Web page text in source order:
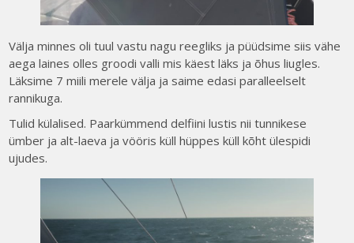
Välja minnes oli tuul vastu nagu reegliks ja püüdsime siis vähe
aega laines olles groodi valli mis käest läks ja õhus liugles.
Läksime 7 miili merele välja ja saime edasi paralleelselt
rannikuga.
Tulid külalised. Paarkümmend delfiini lustis nii tunnikese
ümber ja alt-laeva ja vööris küll hüppes küll kõht ülespidi
ujudes.